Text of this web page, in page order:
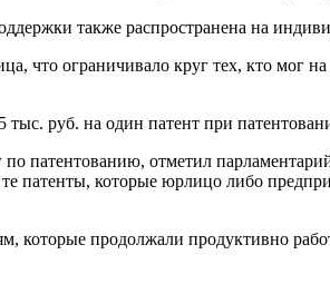
также распространена на
что ограничивало круг тех, кто мог
тыс. руб. на один патент при
патентованию, отметил
патенты, которые юрлицо либо
продолжали продуктивно